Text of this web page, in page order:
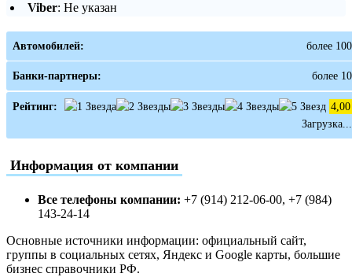
Viber: Не указан
Автомобилей: более 100
Банки-партнеры: более 10
Рейтинг:
4,00
Загрузка...
Информация от компании
Все телефоны компании: +7 (914) 212-06-00, +7 (984)
143-24-14
Основные источники информации: официальный сайт,
группы в социальных сетях, Яндекс и Google карты, большие
бизнес справочники РФ.